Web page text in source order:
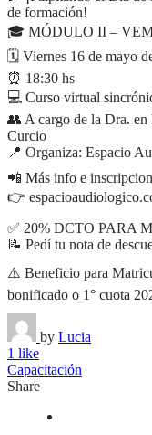
de formación!
🎓 MÓDULO II –
🗓 Viernes 16 de mayo
⏰ 18:30 hs
💻 Curso virtual
👥 A cargo de la Dra.
Curcio
📍 Organiza: Espacio
📲 Más info e
👉
✅ 20% DCTO PARA
📝 Pedí tu nota de
⚠️ Beneficio para
bonificado o 1° cuota
by Lucia
1 like
Capacitación
Share